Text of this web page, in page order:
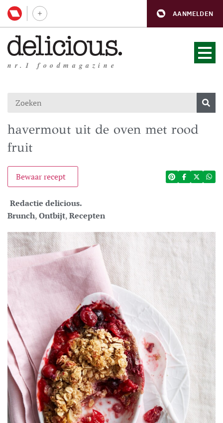
AANMELDEN
nr.1 foodmagazine
havermout uit de oven met rood
fruit
Bewaar recept
Redactie delicious.
Brunch,Ontbijt,Recepten